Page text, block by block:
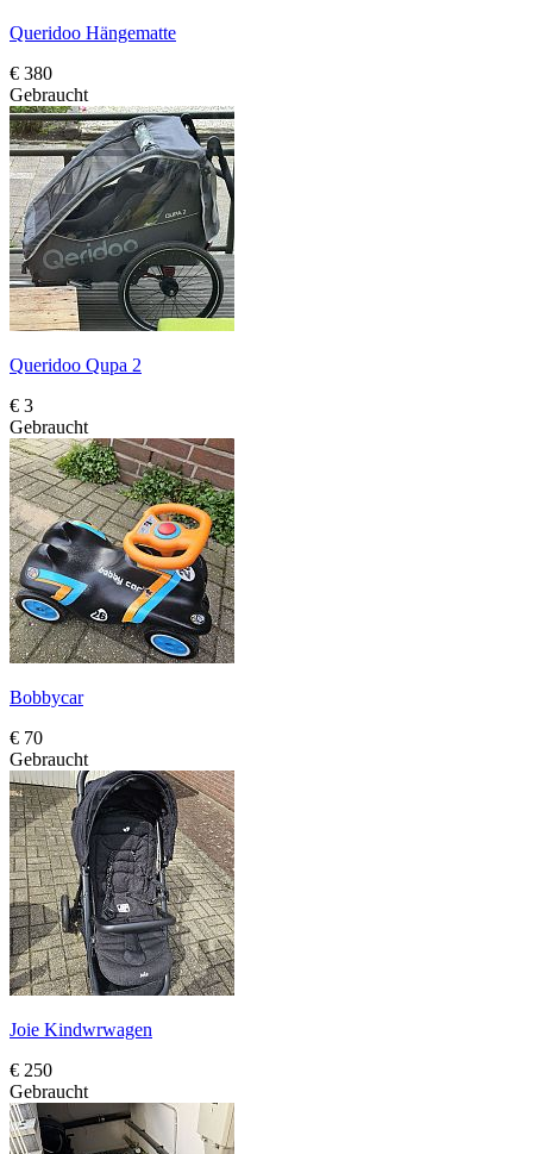
Queridoo Hängematte
€ 380
Gebraucht
Queridoo Qupa 2
€ 3
Gebraucht
Bobbycar
€ 70
Gebraucht
Joie Kindwrwagen
€ 250
Gebraucht